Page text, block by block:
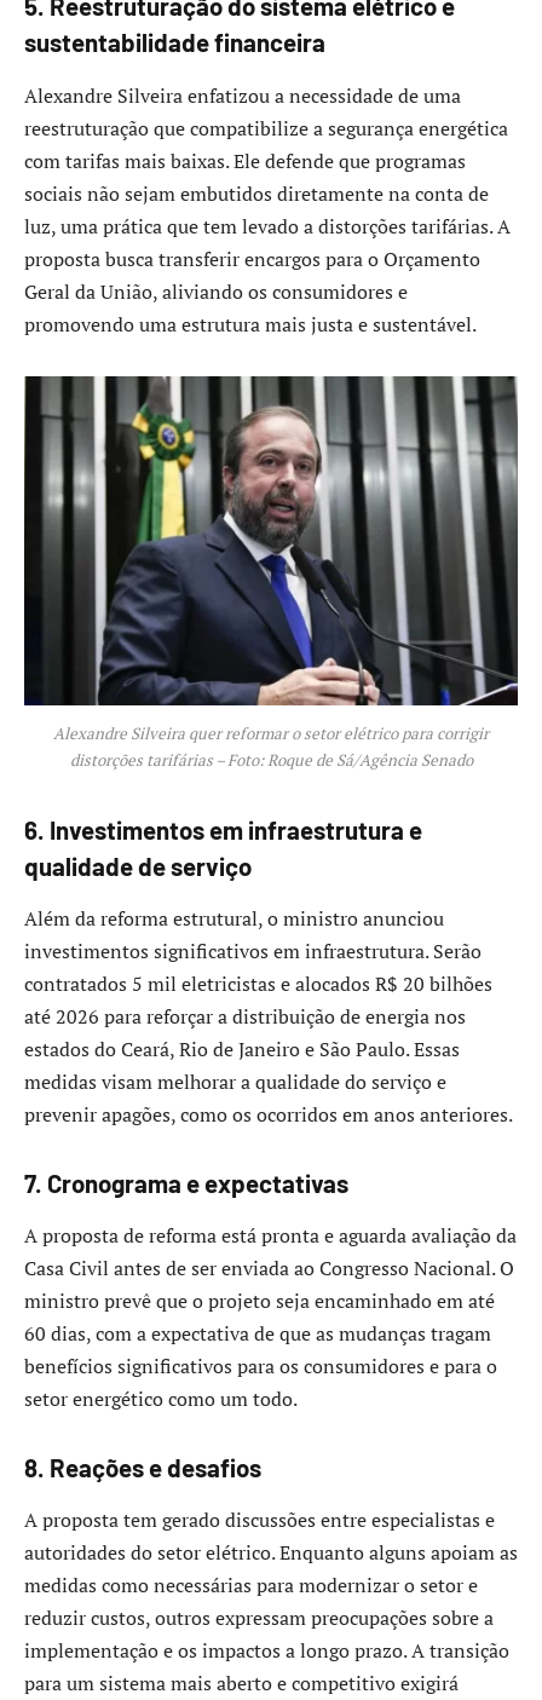
5. Reestruturação do sistema elétrico e
sustentabilidade financeira
Alexandre Silveira enfatizou a necessidade de uma
reestruturação que compatibilize a segurança energética
com tarifas mais baixas. Ele defende que programas
sociais não sejam embutidos diretamente na conta de
luz, uma prática que tem levado a distorções tarifárias. A
proposta busca transferir encargos para o Orçamento
Geral da União, aliviando os consumidores e
promovendo uma estrutura mais justa e sustentável.​
Alexandre Silveira quer reformar o setor elétrico para corrigir
distorções tarifárias – Foto: Roque de Sá/Agência Senado
6. Investimentos em infraestrutura e
qualidade de serviço
Além da reforma estrutural, o ministro anunciou
investimentos significativos em infraestrutura. Serão
contratados 5 mil eletricistas e alocados R$ 20 bilhões
até 2026 para reforçar a distribuição de energia nos
estados do Ceará, Rio de Janeiro e São Paulo. Essas
medidas visam melhorar a qualidade do serviço e
prevenir apagões, como os ocorridos em anos anteriores.
7. Cronograma e expectativas
A proposta de reforma está pronta e aguarda avaliação da
Casa Civil antes de ser enviada ao Congresso Nacional. O
ministro prevê que o projeto seja encaminhado em até
60 dias, com a expectativa de que as mudanças tragam
benefícios significativos para os consumidores e para o
setor energético como um todo.​
8. Reações e desafios
A proposta tem gerado discussões entre especialistas e
autoridades do setor elétrico. Enquanto alguns apoiam as
medidas como necessárias para modernizar o setor e
reduzir custos, outros expressam preocupações sobre a
implementação e os impactos a longo prazo. A transição
para um sistema mais aberto e competitivo exigirá